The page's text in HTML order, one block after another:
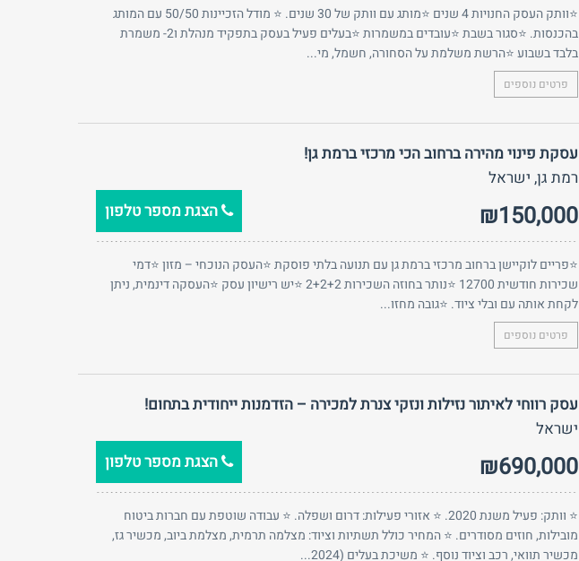
⭐וותק העסק החנויות 4 שנים ⭐מותג עם וותק של 30 שנים. ⭐ מודל הזכיינות 50/50 עם המותג
בהכנסות. ⭐סגור בשבת ⭐עובדים במשמרות ⭐בעלים פעיל בעסק בתפקיד מנהלת ו2- משמרת
בלבד בשבוע ⭐הרשת משלמת על הסחורה, חשמל, מי...
פרטים נוספים
עסקת פינוי מהירה ברחוב הכי מרכזי ברמת גן!
רמת גן, ישראל
₪150,000 הצגת מספר טלפון
⭐פריים לוקיישן ברחוב מרכזי ברמת גן עם תנועה בלתי פוסקת ⭐העסק הנוכחי – מזון ⭐דמי
שכירות חודשית 12700 ⭐נותר בחוזה השכירות 2+2+2 ⭐יש רישיון עסק ⭐העסקה דינמית, ניתן
לקחת אותה עם ובלי ציוד. ⭐גובה מחזו...
פרטים נוספים
עסק רווחי לאיתור נזילות ונזקי צנרת למכירה – הזדמנות ייחודית בתחום!
ישראל
₪690,000 הצגת מספר טלפון
⭐ וותק: פעיל משנת 2020. ⭐ אזורי פעילות: דרום ושפלה. ⭐ עבודה שוטפת עם חברות ביטוח
מובילות, חוזים מסודרים. ⭐ המחיר כולל תשתיות וציוד: מצלמה תרמית, מצלמת ביוב, מכשיר גז,
מכשיר תוואי, רכב וציוד נוסף. ⭐ משיכת בעלים (2024...